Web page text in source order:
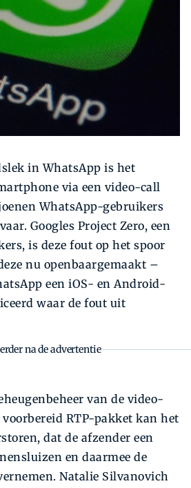
in WhatsApp is het
via een video-call
WhatsApp-gebruikers
Googles Project Zero, een
is deze fout op het spoor
nu openbaargemaakt –
een iOS- en Android-
waar de fout uit
na de advertentie
van de video-
voorbereid RTP-pakket kan het
dat de afzender een
en daarmee de
Natalie Silvanovich